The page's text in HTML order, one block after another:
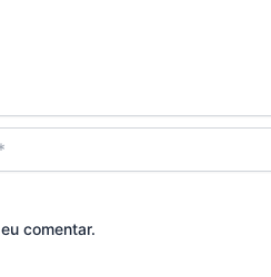
comentar.